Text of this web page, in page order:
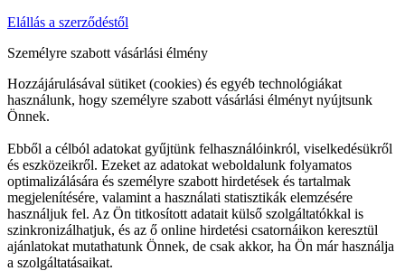
Elállás a szerződéstől
Személyre szabott vásárlási élmény
Hozzájárulásával sütiket (cookies) és egyéb technológiákat
használunk, hogy személyre szabott vásárlási élményt nyújtsunk
Önnek.
Ebből a célból adatokat gyűjtünk felhasználóinkról, viselkedésükről
és eszközeikről. Ezeket az adatokat weboldalunk folyamatos
optimalizálására és személyre szabott hirdetések és tartalmak
megjelenítésére, valamint a használati statisztikák elemzésére
használjuk fel. Az Ön titkosított adatait külső szolgáltatókkal is
szinkronizálhatjuk, és az ő online hirdetési csatornáikon keresztül
ajánlatokat mutathatunk Önnek, de csak akkor, ha Ön már használja
a szolgáltatásaikat.